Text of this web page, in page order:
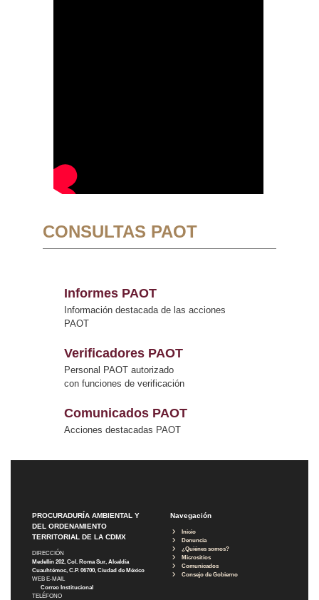
CONSULTAS PAOT
Informes PAOT
Información destacada de las acciones
PAOT
Verificadores PAOT
Personal PAOT autorizado
con funciones de verificación
Comunicados PAOT
Acciones destacadas PAOT
PROCURADURÍA AMBIENTAL Y
DEL ORDENAMIENTO
TERRITORIAL DE LA CDMX
DIRECCIÓN
Medellín 202, Col. Roma Sur, Alcaldía
Cuauhtémoc, C.P. 06700, Ciudad de México
WEB E-MAIL
Correo Institucional
TELÉFONO
Navegación
Inicio
Denuncia
¿Quiénes somos?
Micrositios
Comunicados
Consejo de Gobierno